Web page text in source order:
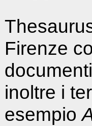
Firenze
inoltre i
esempio